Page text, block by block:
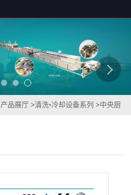
产品展厅 >清洗•冷却设备系列 >中央厨